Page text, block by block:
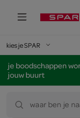
kies je SPAR
je boodschappen
jouw buurt
waar ben je